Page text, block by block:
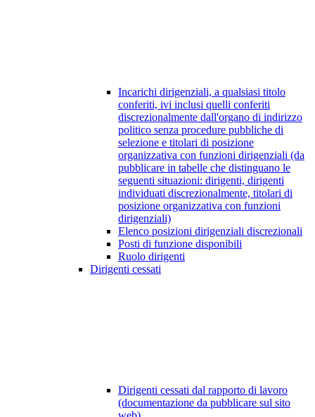
Incarichi dirigenziali, a qualsiasi titolo
conferiti, ivi inclusi quelli conferiti
discrezionalmente dall'organo di indirizzo
politico senza procedure pubbliche di
selezione e titolari di posizione
organizzativa con funzioni dirigenziali (da
pubblicare in tabelle che distinguano le
seguenti situazioni: dirigenti, dirigenti
individuati discrezionalmente, titolari di
posizione organizzativa con funzioni
dirigenziali)
Elenco posizioni dirigenziali discrezionali
Posti di funzione disponibili
Ruolo dirigenti
Dirigenti cessati
Dirigenti cessati dal rapporto di lavoro
(documentazione da pubblicare sul sito